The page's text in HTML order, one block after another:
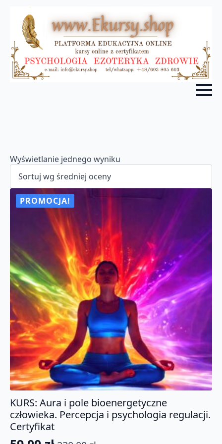
Wyświetlanie jednego wyniku
PROMOCJA!
KURS: Aura i pole bioenergetyczne
człowieka. Percepcja i psychologia regulacji.
Certyfikat